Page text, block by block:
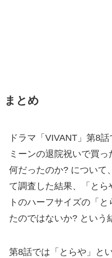
まとめ
ドラマ「VIVANT」第8
ミーンの退院祝いで買
何だったのか? について
て調査した結果、「とら
トのハーフサイズの「
たのではないか? という
第8話では「とらや」と